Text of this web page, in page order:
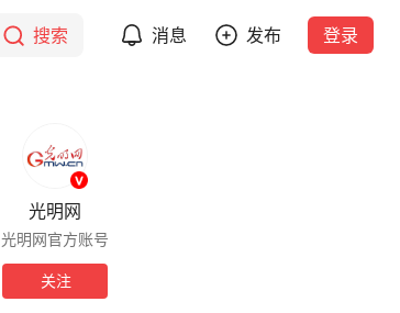
搜索 消息 发布 登录
光明网
光明网官方账号
关注